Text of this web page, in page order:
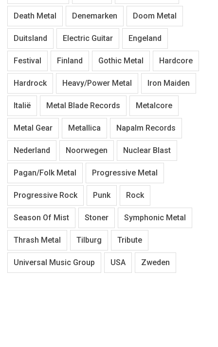
Death Metal Denemarken Doom Metal
Duitsland Electric Guitar Engeland
Festival Finland Gothic Metal Hardcore
Hardrock Heavy/Power Metal Iron Maiden
Italië Metal Blade Records Metalcore
Metal Gear Metallica Napalm Records
Nederland Noorwegen Nuclear Blast
Pagan/Folk Metal Progressive Metal
Progressive Rock Punk Rock
Season Of Mist Stoner Symphonic Metal
Thrash Metal Tilburg Tribute
Universal Music Group USA Zweden